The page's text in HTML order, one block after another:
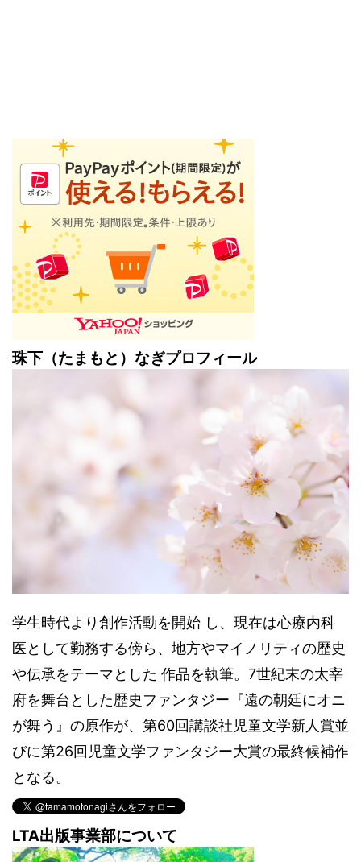
珠下（たまもと）なぎプロフィール
学生時代より創作活動を開始 し、現在は心療内科
医として勤務する傍ら、地方やマイノリティの歴史
や伝承をテーマとした 作品を執筆。7世紀末の太宰
府を舞台とした歴史ファンタジー『遠の朝廷にオニ
が舞う』の原作が、第60回講談社児童文学新人賞並
びに第26回児童文学ファンタジー大賞の最終候補作
となる。
LTA出版事業部について